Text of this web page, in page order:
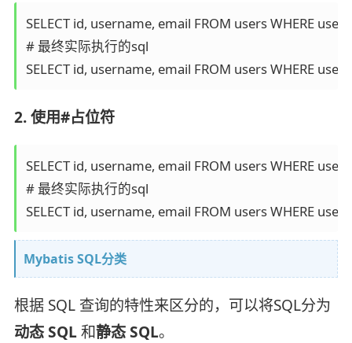
SELECT id, username, email FROM users WHERE
# 最终实际执行的sql
SELECT id, username, email FROM users WHERE
2. 使用#占位符
SELECT id, username, email FROM users WHERE
# 最终实际执行的sql
SELECT id, username, email FROM users WHERE
Mybatis SQL分类
根据 SQL 查询的特性来区分的，可以将SQL分为
动态 SQL和静态 SQL。